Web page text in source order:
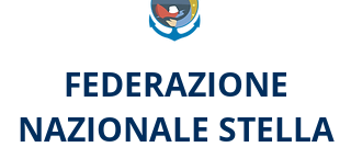
FEDERAZIONE
NAZIONALE STELLA